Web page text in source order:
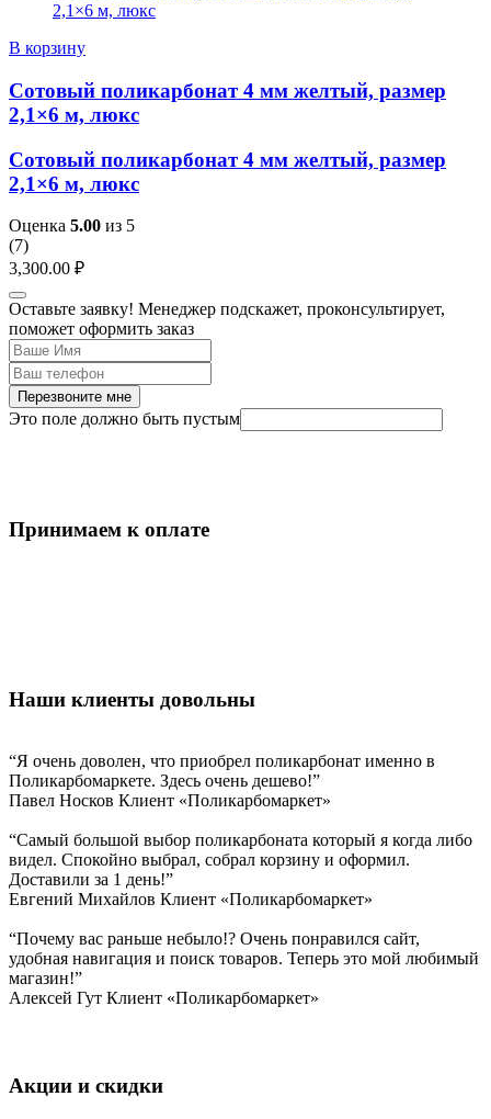
В корзину
Сотовый поликарбонат 4 мм желтый, размер
2,1×6 м, люкс
Сотовый поликарбонат 4 мм желтый, размер
2,1×6 м, люкс
Оценка 5.00 из 5
(7)
3,300.00 ₽
Оставьте заявку! Менеджер подскажет, проконсультирует,
поможет оформить заказ
Перезвоните мне
Это поле должно быть пустым
Принимаем к оплате
Наши клиенты довольны
“Я очень доволен, что приобрел поликарбонат именно в
Поликарбомаркете. Здесь очень дешево!”
Павел Носков Клиент «Поликарбомаркет»
“Самый большой выбор поликарбоната который я когда либо
видел. Спокойно выбрал, собрал корзину и оформил.
Доставили за 1 день!”
Евгений Михайлов Клиент «Поликарбомаркет»
“Почему вас раньше небыло!? Очень понравился сайт,
удобная навигация и поиск товаров. Теперь это мой любимый
магазин!”
Алексей Гут Клиент «Поликарбомаркет»
Акции и скидки